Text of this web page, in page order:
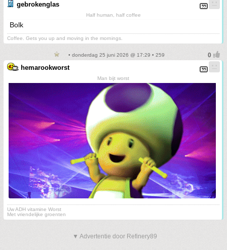
gebrokenglas
Half human, half coffee
Bolk
Coffee. Gets you up and moving in the mornings.
• donderdag 25 juni 2026 @ 17:29 • 259
hemarookworst
Man bijt worst
Uw ADH vitamine Worst
Met vriendelijke groenten
▼ Advertentie door Refinery89